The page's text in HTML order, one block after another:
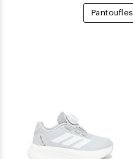
Pantoufles